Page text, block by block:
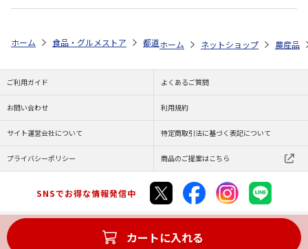
カートに入れる
ホーム 食品・グルメストア 都道府県から探す 山形県 山形県産
ホーム ネットショップ 農産品
ご利用ガイド よくあるご質問
お問い合わせ 利用規約
サイト運営会社について 特定商取引法に基づく表記について
プライバシーポリシー 商品のご提案はこちら
SNSでお得な情報発信中
Copyright (C) JAPAN POST Co.,Ltd. All Rights Reserved.